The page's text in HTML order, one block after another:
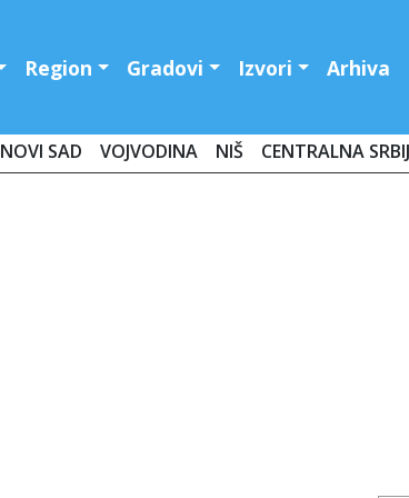
Region Gradovi Izvori Arhiva
NOVI SAD VOJVODINA NIŠ CENTRALNA